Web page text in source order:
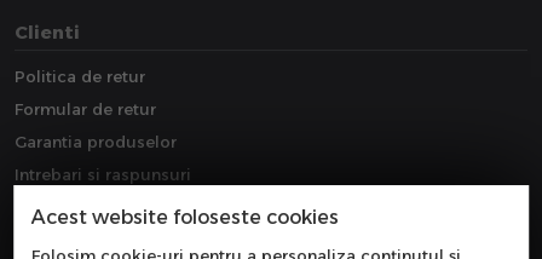
Clienti
Politica de retur
Formular de retur
Garantia produselor
Intrebari si raspunsuri
Downloads
Acest website foloseste cookies